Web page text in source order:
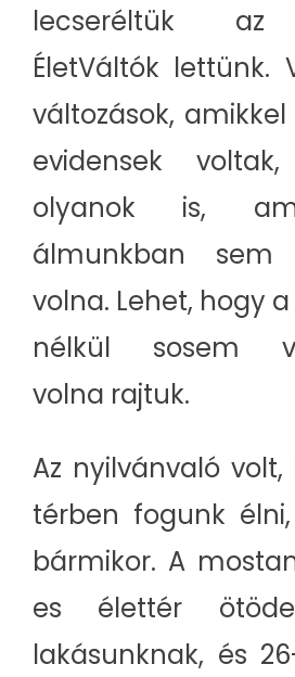
lecseréltük az
ÉletVáltók lettünk.
változások,
evidensek
olyanok is,
álmunkban sem
volna. Lehet, hogy
nélkül sosem
volna rajtuk.
Az nyilvánvaló
térben fogunk
bármikor. A
es élettér
lakásunknak, és